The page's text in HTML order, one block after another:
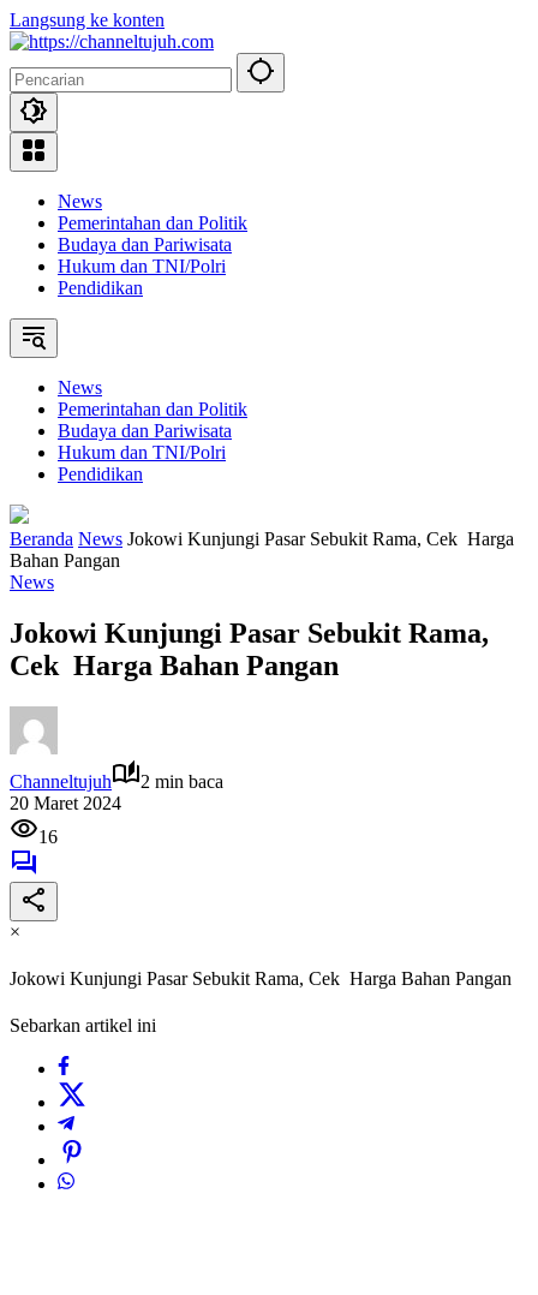
Langsung ke konten
News
Pemerintahan dan Politik
Budaya dan Pariwisata
Hukum dan TNI/Polri
Pendidikan
News
Pemerintahan dan Politik
Budaya dan Pariwisata
Hukum dan TNI/Polri
Pendidikan
Beranda News Jokowi Kunjungi Pasar Sebukit Rama, Cek Harga
Bahan Pangan
News
Jokowi Kunjungi Pasar Sebukit Rama,
Cek Harga Bahan Pangan
Channeltujuh
2 min baca
20 Maret 2024
16
×
Jokowi Kunjungi Pasar Sebukit Rama, Cek Harga Bahan Pangan
Sebarkan artikel ini